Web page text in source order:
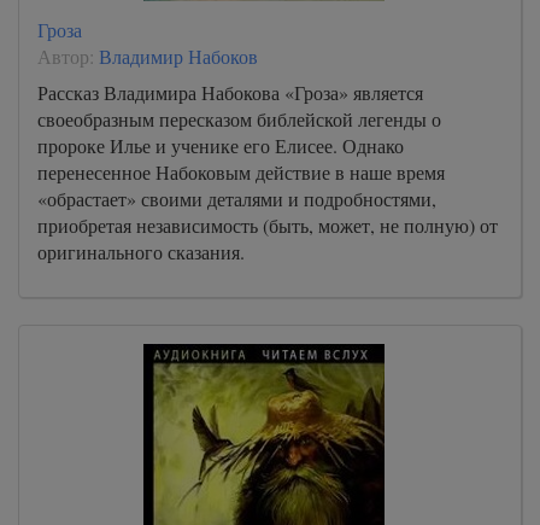
Гроза
Автор: Владимир Набоков
Рассказ Владимира Набокова «Гроза» является
своеобразным пересказом библейской легенды о
пророке Илье и ученике его Елисее. Однако
перенесенное Набоковым действие в наше время
«обрастает» своими деталями и подробностями,
приобретая независимость (быть, может, не полную) от
оригинального сказания.